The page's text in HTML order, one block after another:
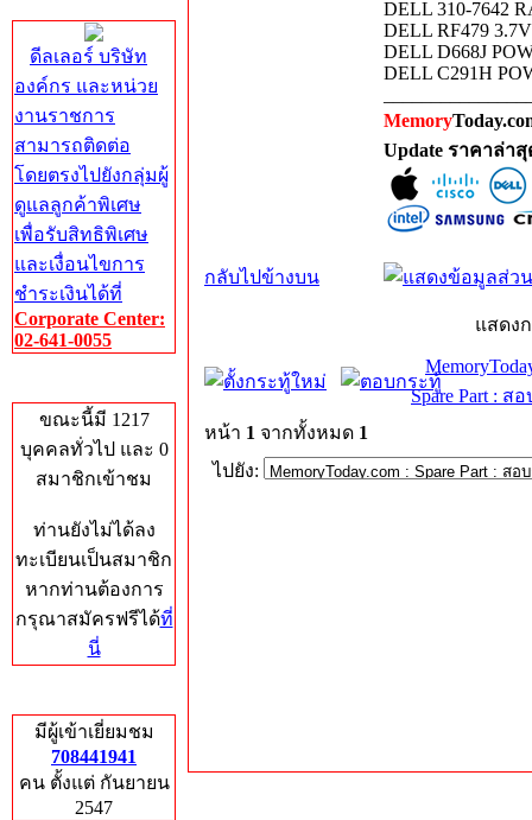
ดีลเลอร์ บริษัท
องค์กร และหน่วย
งานราชการ
สามารถติดต่อ
โดยตรงไปยังกลุ่มผู้
ดูแลลูกค้าพิเศษ
เพื่อรับสิทธิพิเศษ
และเงื่อนไขการ
ชำระเงินได้ที่
Corporate Center:
02-641-0055
ขณะนี้มี 1217
บุคคลทั่วไป และ 0
สมาชิกเข้าชม
ท่านยังไม่ได้ลง
ทะเบียนเป็นสมาชิก
หากท่านต้องการ
กรุณาสมัครฟรีได้ที่
นี่
มีผู้เข้าเยี่ยมชม
708441941
คน ตั้งแต่ กันยายน
2547
DELL 310-7642
DELL RF479
DELL D668J
DELL C291H
Memory
Update ราคาล่า
กลับไปข้างบน
แสดง
Spare Part : ส
หน้า 1 จากทั้งหมด 1
ไปยัง: